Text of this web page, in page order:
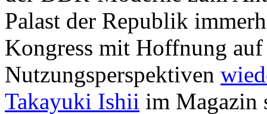
Palast der Republik
Kongress mit Hoffnung auf
Nutzungsperspektiven
Takayuki Ishii im Magazin